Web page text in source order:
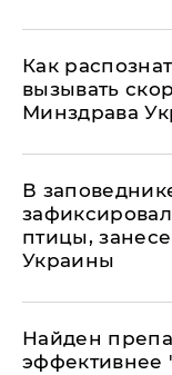
Как
вызывать
Минздрава
В
птицы,
Украины
Найден
эффективнее